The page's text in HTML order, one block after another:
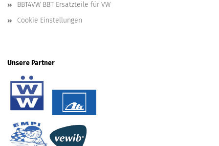
BBT4VW BBT Ersatzteile für VW
Cookie Einstellungen
Unsere Partner